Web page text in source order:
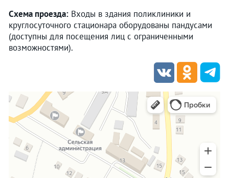
Схема проезда: Входы в здания поликлиники и
круглосуточного стационара оборудованы пандусами
(доступны для посещения лиц с ограниченными
возможностями).